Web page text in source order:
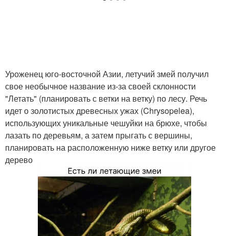
Уроженец юго-восточной Азии, летучий змей получил
свое необычное название из-за своей склонности
"Летать" (планировать с ветки на ветку) по лесу. Речь
идет о золотистых древесных ужах (Chrysopelea),
использующих уникальные чешуйки на брюхе, чтобы
лазать по деревьям, а затем прыгать с вершины,
планировать на расположенную ниже ветку или другое
дерево